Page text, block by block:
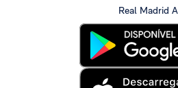
Real Madrid